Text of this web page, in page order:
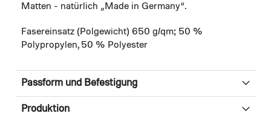
Matten - natürlich „Made in Germany“.
Fasereinsatz (Polgewicht) 650 g/qm; 50 %
Polypropylen, 50 % Polyester
Passform und Befestigung
Produktion